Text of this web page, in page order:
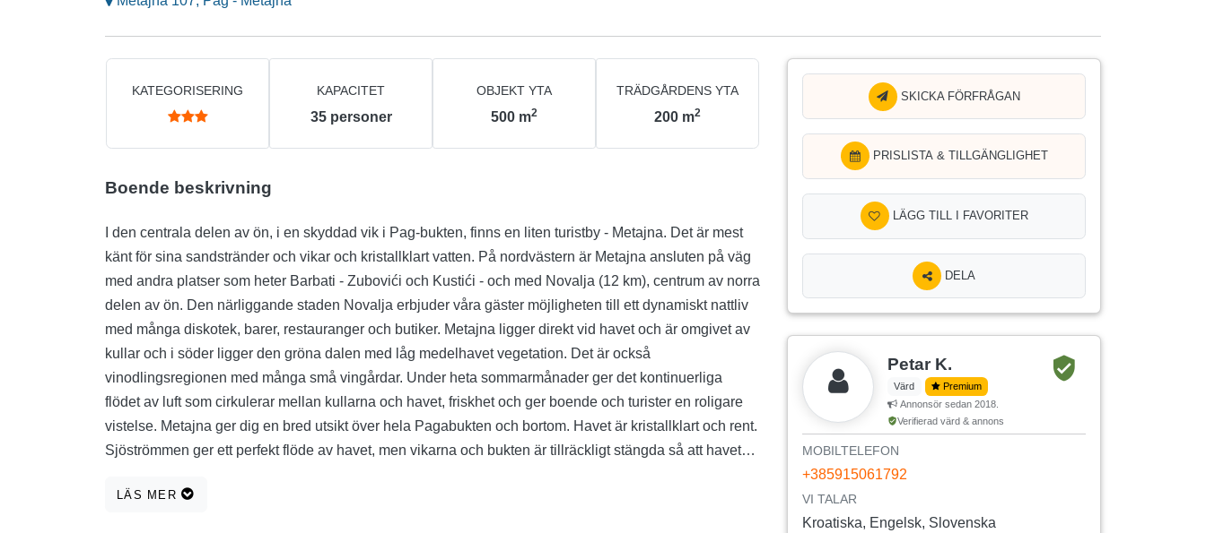
KATEGORISERING KAPACITET
35 personer
OBJEKT YTA
500 m2
TRÄDGÅRDENS YTA
200 m2
Boende beskrivning
I den centrala delen av ön, i en skyddad vik i Pag-bukten, finns en liten turistby - Metajna. Det är mest
känt för sina sandstränder och vikar och kristallklart vatten. På nordvästern är Metajna ansluten på väg
med andra platser som heter Barbati - Zubovići och Kustići - och med Novalja (12 km), centrum av norra
delen av ön. Den närliggande staden Novalja erbjuder våra gäster möjligheten till ett dynamiskt nattliv
med många diskotek, barer, restauranger och butiker. Metajna ligger direkt vid havet och är omgivet av
kullar och i söder ligger den gröna dalen med låg medelhavet vegetation. Det är också
vinodlingsregionen med många små vingårdar. Under heta sommarmånader ger det kontinuerliga
flödet av luft som cirkulerar mellan kullarna och havet, friskhet och ger boende och turister en roligare
vistelse. Metajna ger dig en bred utsikt över hela Pagabukten och bortom. Havet är kristallklart och rent.
Sjöströmmen ger ett perfekt flöde av havet, men vikarna och bukten är tillräckligt stängda så att havet
fisk som fångats av de lokala fiskarna. Du kan också njuta av skaldjur, lamm, skinka, ost ... Vid varje
LÄS MER
SKICKA FÖRFRÅGAN
PRISLISTA & TILLGÄNGLIGHET
LÄGG TILL I FAVORITER
DELA
Petar K.
Värd
Premium
Annonsör sedan 2018.
Verifierad värd & annons
MOBILTELEFON
+385915061792
VI TALAR
Kroatiska, Engelsk, Slovenska